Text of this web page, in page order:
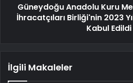
Güneydoğu Anadolu Kuru
İhracatçıları Birliği'nin 2023
Kabul Edildi
İlgili Makaleler